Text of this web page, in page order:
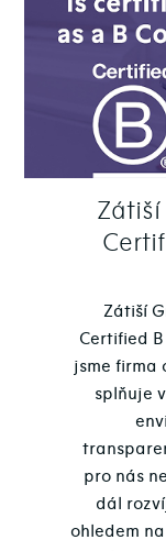
Zátiší
Zátiší
Certified
jsme firma
splňuje
pro nás
dál
ohledem